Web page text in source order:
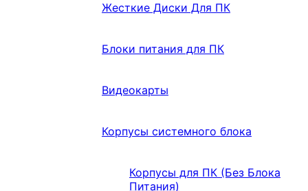
Жесткие Диски Для ПК
Блоки питания для ПК
Видеокарты
Корпусы системного блока
Корпусы для ПК (Без Блока
Питания)